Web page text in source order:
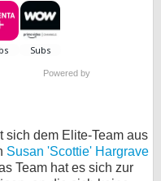
Powered by
sich dem Elite-Team aus
Susan 'Scottie' Hargrave
Team hat es sich zur